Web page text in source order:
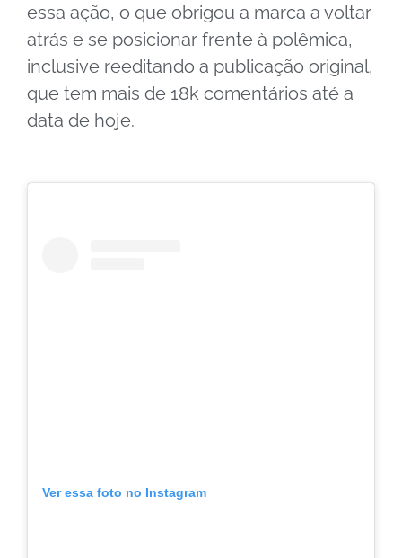
essa ação, o que obrigou a marca a voltar
atrás e se posicionar frente à polêmica,
inclusive reeditando a publicação original,
que tem mais de 18k comentários até a
data de hoje.
Ver essa foto no Instagram